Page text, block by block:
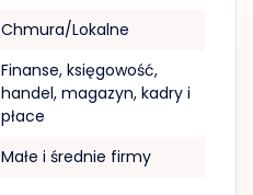
Chmura/Lokalne
Finanse, księgowość,
handel, magazyn, kadry i
płace
Małe i średnie firmy